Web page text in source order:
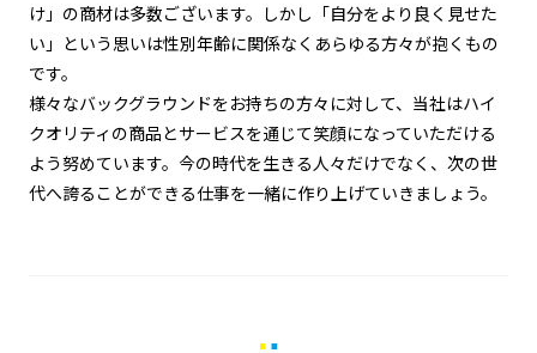
け」の商材は多数ございます。しかし「自分をより良く見せた
い」という思いは性別年齢に関係なくあらゆる方々が抱くもの
です。
様々なバックグラウンドをお持ちの方々に対して、当社はハイ
クオリティの商品とサービスを通じて笑顔になっていただける
よう努めています。今の時代を生きる人々だけでなく、次の世
代へ誇ることができる仕事を一緒に作り上げていきましょう。